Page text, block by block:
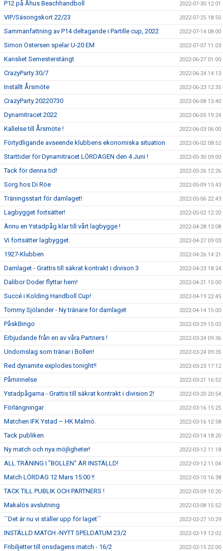
P12 på Åhus Beachhandboll 2022-07-30 12:01
VIP/Säsongskort 22/23 2022-07-25 18:50
Sammanfattning av P14 deltagande i Partille cup, 2022 2022-07-14 08:00
Simon Ostersen spelar U-20 EM 2022-07-07 11:03
Kansliet Semesterstängt 2022-06-27 01:00
CrazyParty 30/7 2022-06-24 14:13
Inställt Årsmöte 2022-06-23 12:35
CrazyParty 20220730 2022-06-08 13:40
Dynamitracet 2022 2022-06-05 19:24
Kallelse till Årsmöte ! 2022-06-03 06:00
Förtydligande avseende klubbens ekonomiska situation 2022-06-02 08:52
Starttider för Dynamitracet LÖRDAGEN den 4 Juni ! 2022-05-30 09:00
Tack för denna tid! 2022-05-26 12:26
Sorg hos Di Röe 2022-05-09 15:43
Träningsstart för damlaget! 2022-05-06 22:43
Lagbygget fortsätter! 2022-05-02 12:20
Ännu en Ystadpåg klar till vårt lagbygge ! 2022-04-28 13:08
Vi fortsätter lagbygget. 2022-04-27 09:03
1927-Klubben 2022-04-26 14:21
Damlaget - Grattis till säkrat kontrakt i divison 3 2022-04-23 18:24
Dalibor Doder flyttar hem! 2022-04-21 15:00
Succé i Kolding Handboll Cup! 2022-04-19 22:45
Tommy Sjölander - Ny tränare för damlaget 2022-04-14 15:00
PåskBingo 2022-03-29 15:02
Erbjudande från en av våra Partners ! 2022-03-24 09:36
Undomslag som tränar i Bollen! 2022-03-24 09:35
Red dynamite explodes tonight!! 2022-03-23 17:12
Påminnelse 2022-03-21 16:52
Ystadpågarna - Grattis till säkrat kontrakt i division 2! 2022-03-20 20:54
Förlängningar 2022-03-16 15:25
Matchen IFK Ystad – HK Malmö. 2022-03-16 12:58
Tack publiken 2022-03-14 18:20
Ny match och nya möjligheter! 2022-03-12 11:18
ALL TRÄNING I "BOLLEN" ÄR INSTÄLLD! 2022-03-12 11:04
Match LÖRDAG 12 Mars 15:00 !! 2022-03-10 16:38
TACK TILL PUBLIK OCH PARTNERS ! 2022-03-09 10:20
Makalös avslutning 2022-03-08 15:52
``Det är nu vi ställer upp för laget`` 2022-02-27 10:29
INSTÄLLD MATCH -NYTT SPELDATUM 23/2 2022-02-19 12:02
Fribiljetter till onsdagens match - 16/2 2022-02-15 22:00